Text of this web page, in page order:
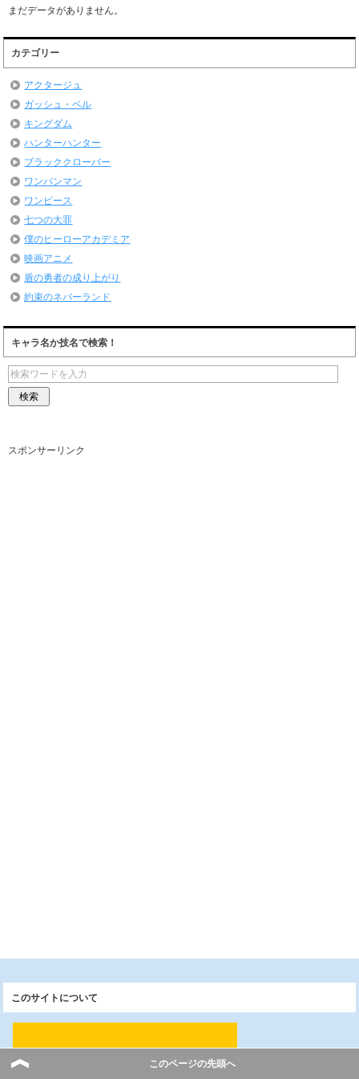
まだデータがありません。
カテゴリー
アクタージュ
ガッシュ・ベル
キングダム
ハンターハンター
ブラッククローバー
ワンパンマン
ワンピース
七つの大罪
僕のヒーローアカデミア
映画アニメ
盾の勇者の成り上がり
約束のネバーランド
キャラ名か技名で検索！
スポンサーリンク
このサイトについて
このページの先頭へ